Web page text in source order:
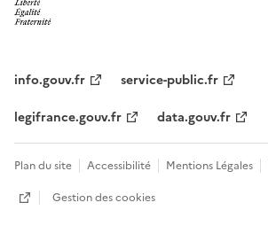
info.gouv.fr
service-public.fr
legifrance.gouv.fr
data.gouv.fr
Plan du site Accessibilité Mentions Légales
Gestion des cookies